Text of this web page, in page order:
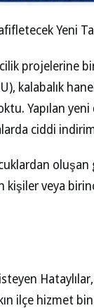
Yeni
projelerine
kalabalık
Yapılan
ciddi
oluşan
veya
ilçe hizmet